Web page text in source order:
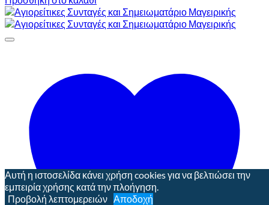
Αυτή η ιστοσελίδα κάνει χρήση cookies για να βελτιώσει την
εμπειρία χρήσης κατά την πλοήγηση.
Προβολή λεπτομερειών Αποδοχή